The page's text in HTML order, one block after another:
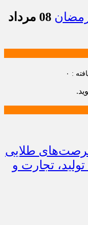
08 مرداد
: ۰
طلایی
تجارت و